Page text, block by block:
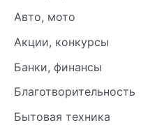
Авто, мото
Акции, конкурсы
Банки, финансы
Благотворительность
Бытовая техника